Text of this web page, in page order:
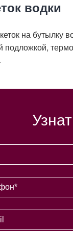
водки
на бутылку